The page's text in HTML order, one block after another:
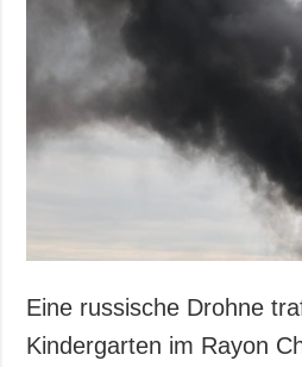
Eine russische Drohne
Kindergarten im Rayon